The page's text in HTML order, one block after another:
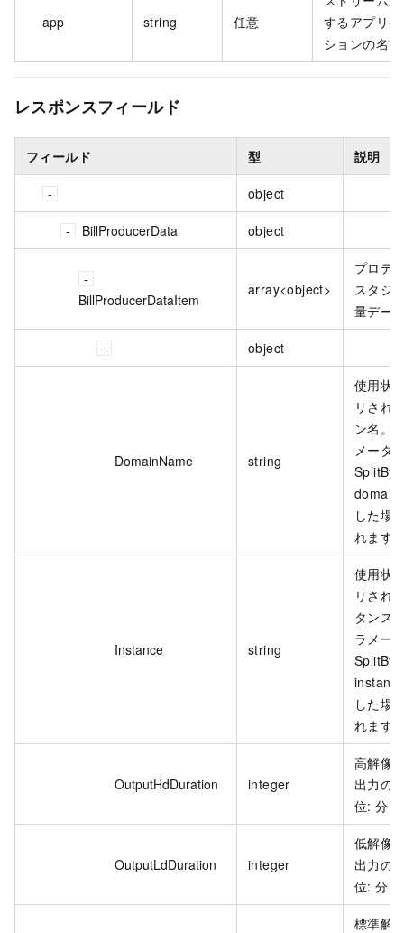
app string 任意
するアプリ
ションの名
レスポンスフィールド
フィールド 型 説明
object
BillProducerData object
BillProducerDataItem
array<object>
プロデ
スタジ
量デー
object
DomainName string
使用状
リされ
ン名。
メータ
SplitBy
domain
した場
れます
Instance string
使用状
リされ
タンス
ラメー
SplitBy
した場
れます
OutputHdDuration integer
高解像
出力の
位: 分。
OutputLdDuration integer
低解像
出力の
位: 分。
標準解